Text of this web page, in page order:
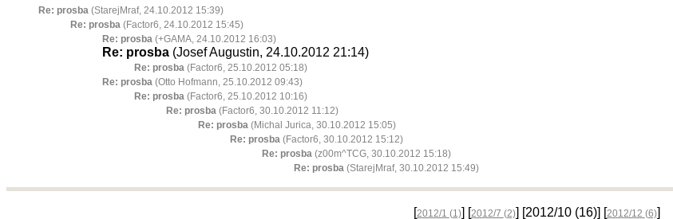
Re: prosba (StarejMraf, 24.10.2012 15:39)
Re: prosba (Factor6, 24.10.2012 15:45)
Re: prosba (+GAMA, 24.10.2012 16:03)
Re: prosba (Josef Augustin, 24.10.2012 21:14)
Re: prosba (Factor6, 25.10.2012 05:18)
Re: prosba (Otto Hofmann, 25.10.2012 09:43)
Re: prosba (Factor6, 25.10.2012 10:16)
Re: prosba (Factor6, 30.10.2012 11:12)
Re: prosba (Michal Jurica, 30.10.2012 15:05)
Re: prosba (Factor6, 30.10.2012 15:12)
Re: prosba (z00m^TCG, 30.10.2012 15:18)
Re: prosba (StarejMraf, 30.10.2012 15:49)
[2012/1 (1)] [2012/7 (2)] [2012/10 (16)] [2012/12 (6)]